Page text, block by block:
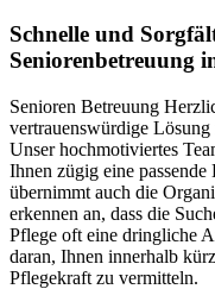
Schnelle und
Seniorenbetreuung
Senioren Betreuung
vertrauenswürdige
Unser hochmotiviertes
Ihnen zügig eine
übernimmt auch die
erkennen an, dass die
Pflege oft eine dringliche
daran, Ihnen innerhalb
Pflegekraft zu vermitteln.